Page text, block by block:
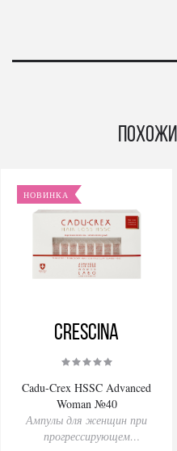
НОВИНКА
Crescina
Cadu-Crex HSSC Advanced
Woman №40
Ампулы для женщин при
прогрессирующем